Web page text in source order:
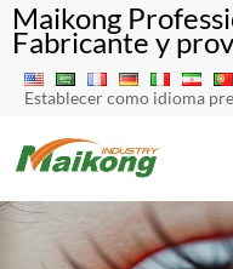
Maikong
Fabricante y
Establecer como idioma